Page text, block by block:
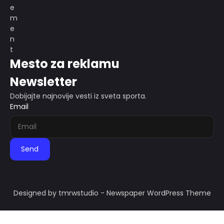
Mesto za reklamu
Newsletter
Dobijajte najnovije vesti iz sveta sporta.
Email
Send
Designed by tmrwstudio - Newspaper WordPress Theme